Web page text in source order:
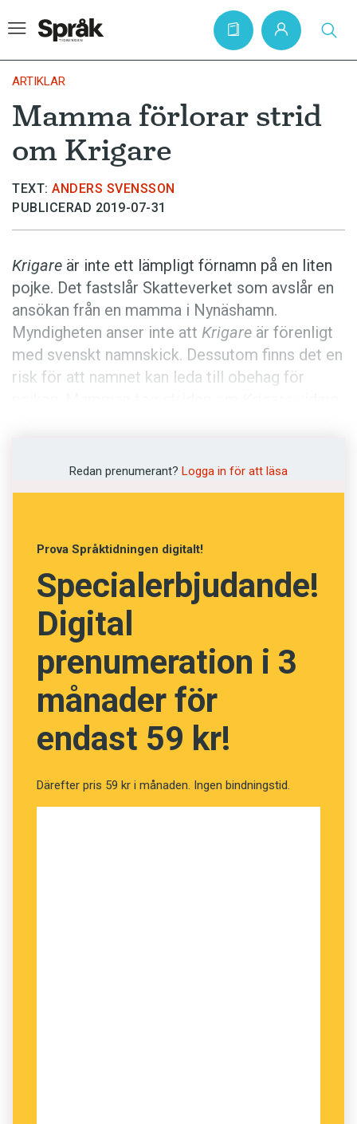
Hem
Artiklar
Krönikor
Språkfrågor
Bokrecensioner
Kviss
Podden
Anmäl till språkpolisen
Läs Språktidningen digitalt
ARTIKLAR
Mamma förlorar strid
om Krigare
TEXT: ANDERS SVENSSON
PUBLICERAD 2019-07-31
Krigare är inte ett lämpligt förnamn på en liten
pojke. Det fastslår Skatteverket som avslår en
ansökan från en mamma i Nynäshamn.
Myndigheten anser inte att Krigare är förenligt
med svenskt namnskick. Dessutom finns det en
risk för att namnet kan leda till obehag för
Redan prenumerant? Logga in för att läsa
Prova Språktidningen digitalt!
Specialerbjudande!
Digital
prenumeration i 3
månader för
endast 59 kr!
Därefter pris 59 kr i månaden. Ingen bindningstid.